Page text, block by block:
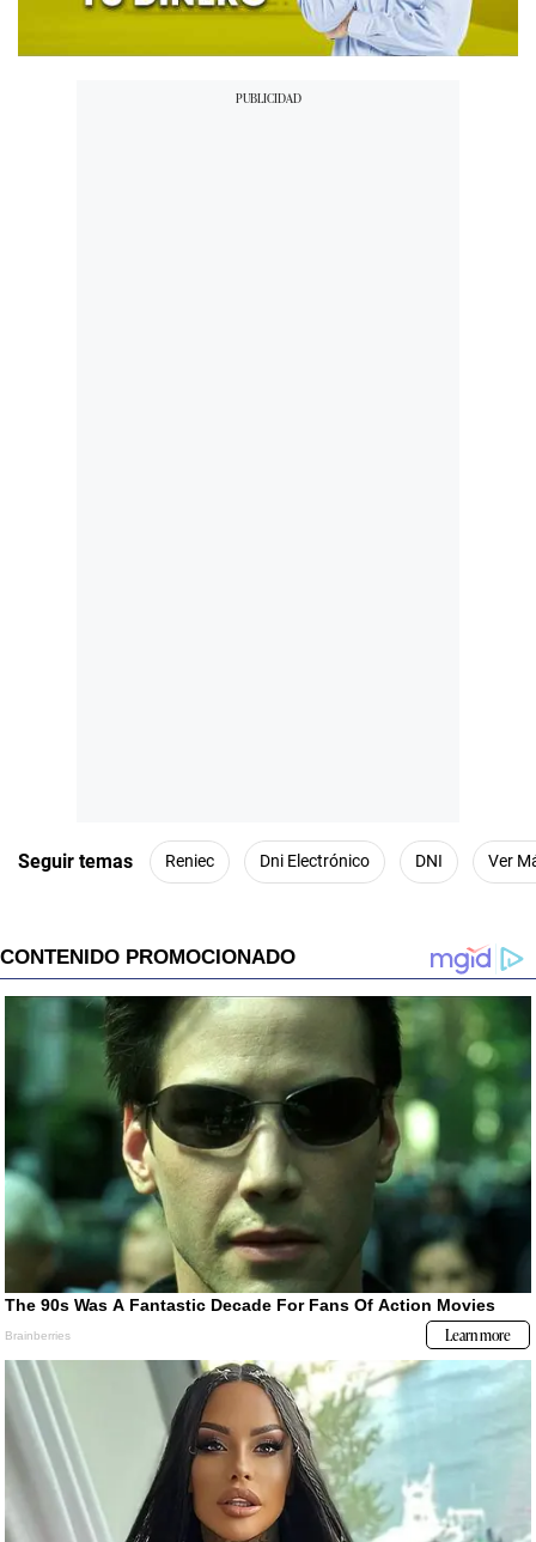
Seguir temas Reniec Dni Electrónico DNI Ver